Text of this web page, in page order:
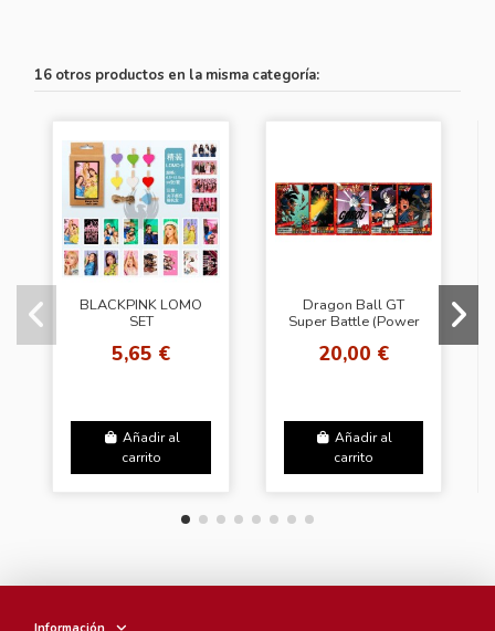
16 otros productos en la misma categoría:
BLACKPINK LOMO
SET
5,65 €
Añadir al
carrito
Dragon Ball GT
Super Battle (Power
Regular Set
20,00 €
Añadir al
carrito